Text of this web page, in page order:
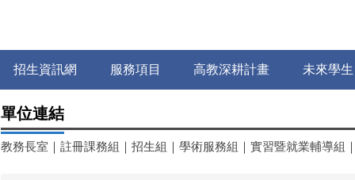
招生資訊網 服務項目 高教深耕計畫 未來學生
單位連結
教務長室 ｜ 註冊課務組 ｜ 招生組 ｜ 學術服務組 ｜ 實習暨就業輔導組 ｜